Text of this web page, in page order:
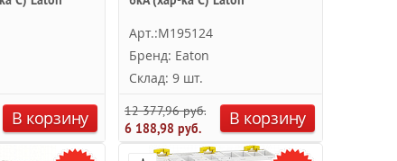
В корзину
Арт.:M195124
Бренд: Eaton
Склад: 9 шт.
12 377,96 руб.
6 188,98 руб.
В корзину